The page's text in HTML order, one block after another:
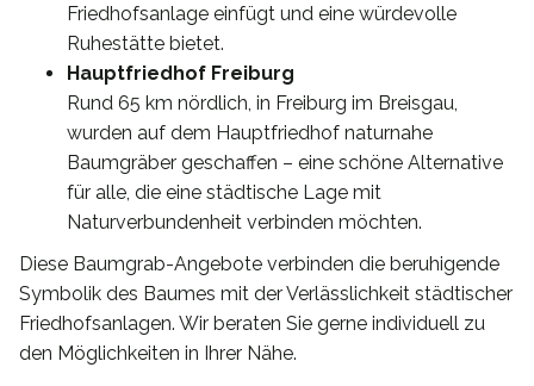
Friedhofsanlage einfügt und eine würdevolle
Ruhestätte bietet.
Hauptfriedhof Freiburg
Rund 65 km nördlich, in Freiburg im Breisgau,
wurden auf dem Hauptfriedhof naturnahe
Baumgräber geschaffen – eine schöne Alternative
für alle, die eine städtische Lage mit
Naturverbundenheit verbinden möchten.
Diese Baumgrab-Angebote verbinden die beruhigende
Symbolik des Baumes mit der Verlässlichkeit städtischer
Friedhofsanlagen. Wir beraten Sie gerne individuell zu
den Möglichkeiten in Ihrer Nähe.